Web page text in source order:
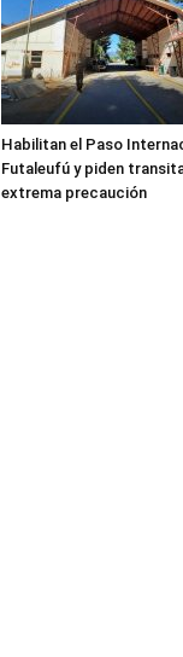
Habilitan el Paso
Futaleufú y piden
extrema precaución